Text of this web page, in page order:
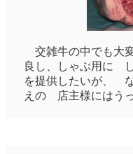
交雑牛の中でも大
良し、しゃぶ用
を提供したいが、
えの 店主様にはう